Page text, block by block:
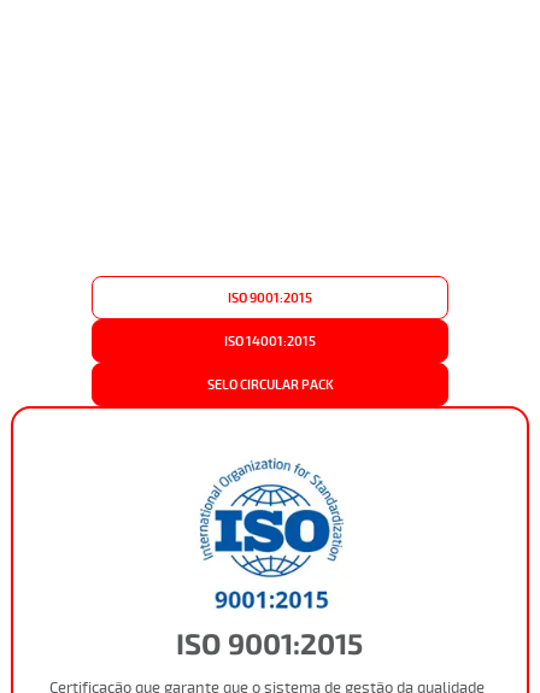
ISO 9001:2015
ISO 14001:2015
SELO CIRCULAR PACK
ISO 9001:2015
Certificação que garante que o sistema de gestão da qualidade